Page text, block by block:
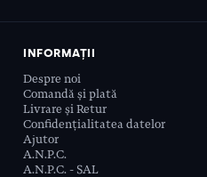
INFORMAȚII
Despre noi
Comandă și plată
Livrare și Retur
Confidențialitatea datelor
Ajutor
A.N.P.C.
A.N.P.C. - SAL